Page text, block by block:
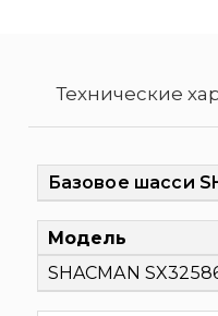
Технические
Базовое шасси
Модель
SHACMAN